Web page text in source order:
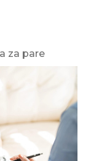
za pare